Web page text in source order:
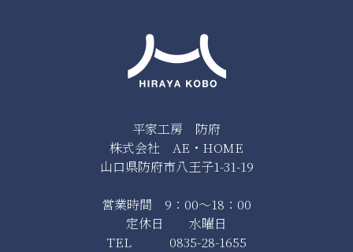
平家工房 防府
株式会社 AE・HOME
山口県防府市八王子1-31-19
営業時間 9：00～18：00
定休日 水曜日
TEL 0835-28-1655